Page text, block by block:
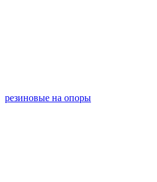
резиновые на опоры